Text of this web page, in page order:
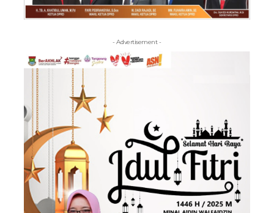
- Advertisement -